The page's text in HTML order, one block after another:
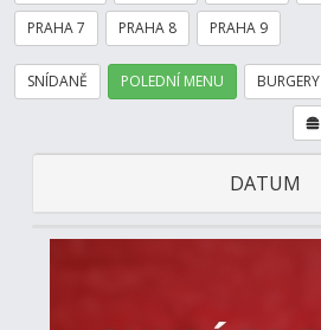
PRAHA 7 PRAHA 8 PRAHA 9
SNÍDANĚ POLEDNÍ MENU BURGERY
DATUM